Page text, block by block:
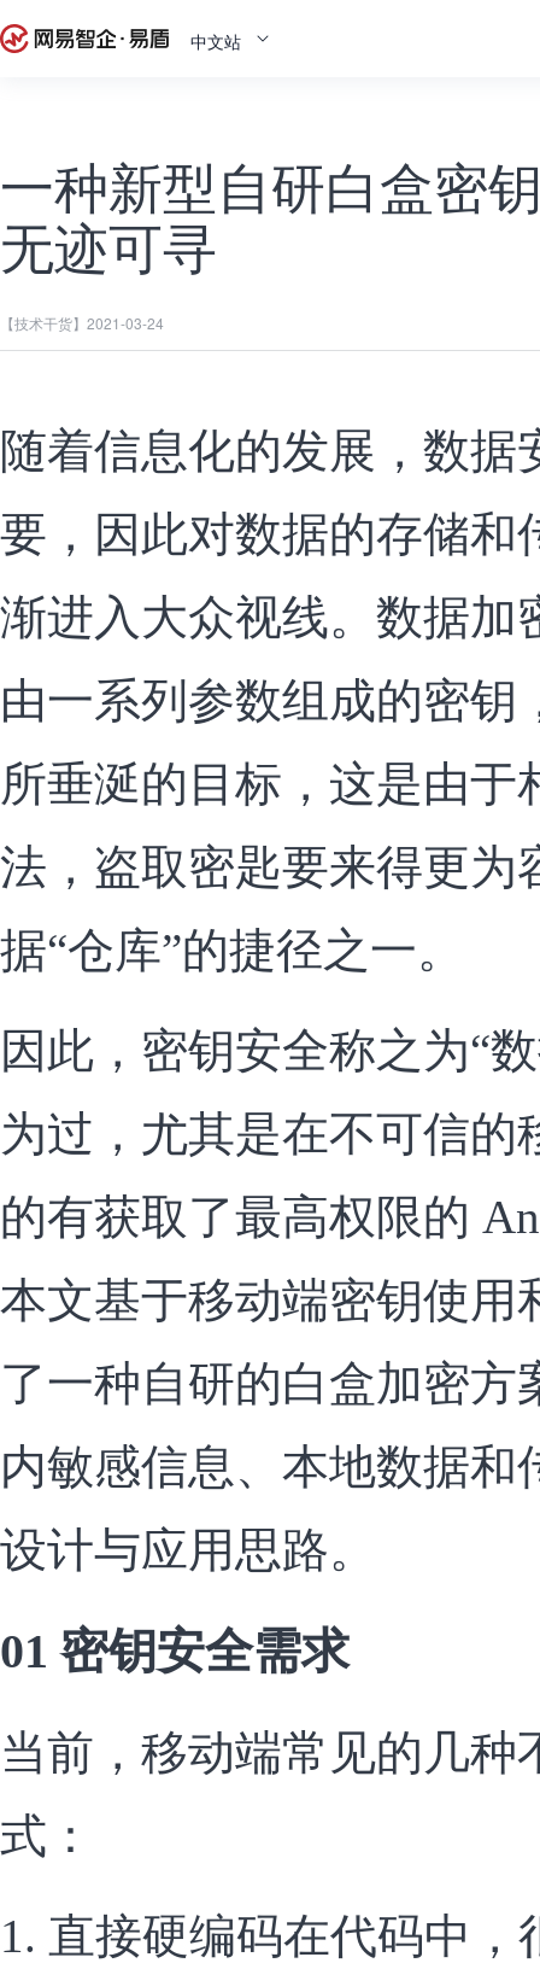
中文站
一种新型自研白盒密
无迹可寻
【技术干货】 2021-03-24
随着信息化的发展，数据
要，因此对数据的存储和
渐进入大众视线。数据加
由一系列参数组成的密钥
所垂涎的目标，这是由于
法，盗取密匙要来得更为
据“仓库”的捷径之一。
因此，密钥安全称之为“
为过，尤其是在不可信的
的有获取了最高权限的
本文基于移动端密钥使用
了一种自研的白盒加密方
内敏感信息、本地数据和
设计与应用思路。
01 密钥安全需求
当前，移动端常见的几种
式：
1. 直接硬编码在代码中